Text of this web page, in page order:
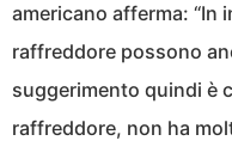
americano afferma: “In
raffreddore possono
suggerimento quindi è
raffreddore, non ha